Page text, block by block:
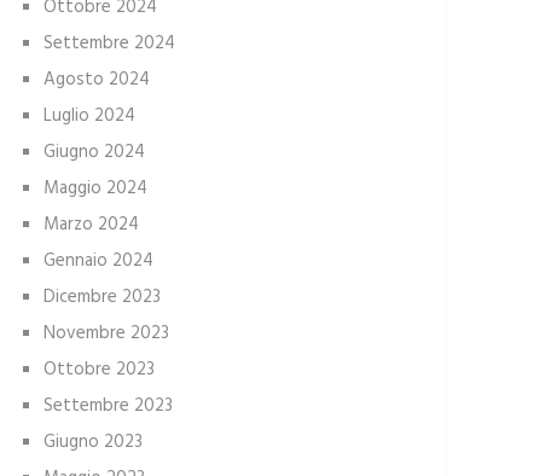
Ottobre 2024
Settembre 2024
Agosto 2024
Luglio 2024
Giugno 2024
Maggio 2024
Marzo 2024
Gennaio 2024
Dicembre 2023
Novembre 2023
Ottobre 2023
Settembre 2023
Giugno 2023